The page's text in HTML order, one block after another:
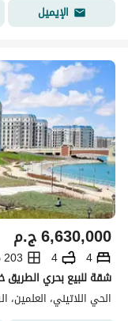
الإيميل
ج.م6,630,000
4
4
203 متر مربع
الحي اللاتيني،